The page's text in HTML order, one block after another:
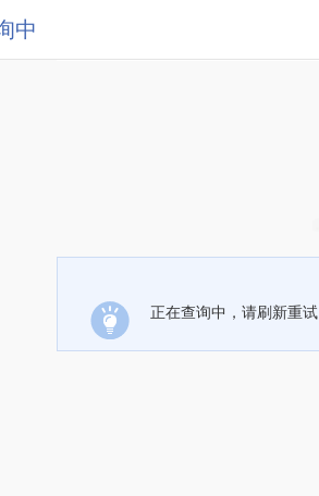
中
正在查询中，请刷新重试